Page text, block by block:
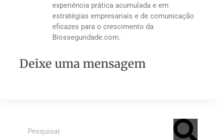
experiência prática acumulada e em
estratégias empresariais e de comunicação
eficazes para o crescimento da
Biosseguridade.com.
Deixe uma mensagem